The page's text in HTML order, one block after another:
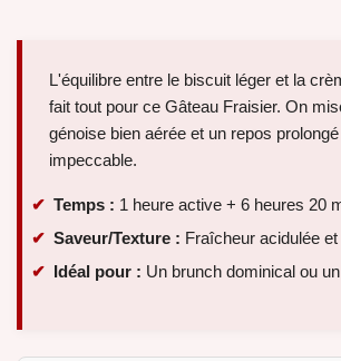
L'équilibre entre le biscuit léger et la
fait tout pour ce Gâteau Fraisier. On
génoise bien aérée et un repos
impeccable.
Temps : 1 heure active + 6 heures 20
Saveur/Texture : Fraîcheur acidulée
Idéal pour : Un brunch dominical ou